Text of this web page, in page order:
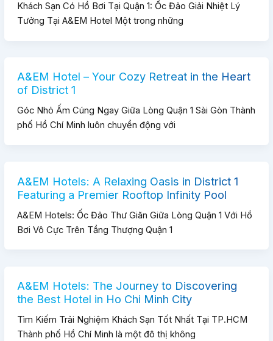
Khách Sạn Có Hồ Bơi Tại Quận 1: Ốc Đảo Giải Nhiệt Lý
Tưởng Tại A&EM Hotel Một trong những
A&EM Hotel – Your Cozy Retreat in the Heart
of District 1
Góc Nhỏ Ấm Cúng Ngay Giữa Lòng Quận 1 Sài Gòn Thành
phố Hồ Chí Minh luôn chuyển động với
A&EM Hotels: A Relaxing Oasis in District 1
Featuring a Premier Rooftop Infinity Pool
A&EM Hotels: Ốc Đảo Thư Giãn Giữa Lòng Quận 1 Với Hồ
Bơi Vô Cực Trên Tầng Thượng Quận 1
A&EM Hotels: The Journey to Discovering
the Best Hotel in Ho Chi Minh City
Tìm Kiếm Trải Nghiệm Khách Sạn Tốt Nhất Tại TP.HCM
Thành phố Hồ Chí Minh là một đô thị không